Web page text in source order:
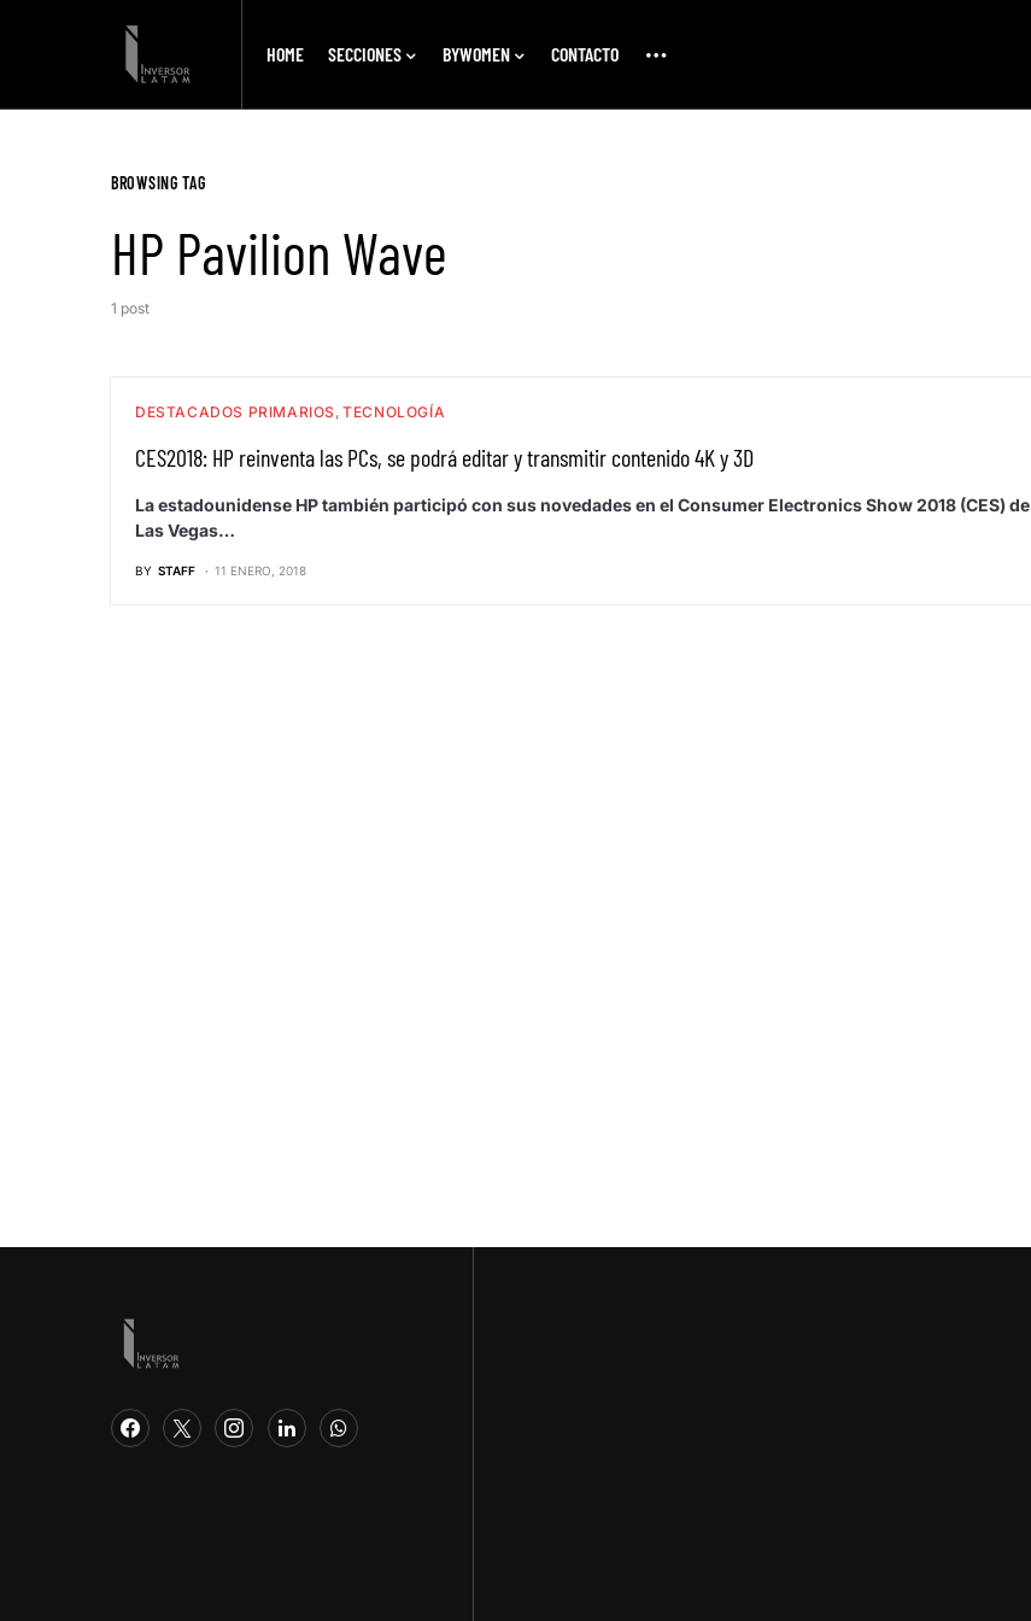
HOME SECCIONES BYWOMEN CONTACTO
BROWSING TAG
HP Pavilion Wave
1 post
DESTACADOS PRIMARIOS TECNOLOGÍA
CES2018: HP reinventa las PCs, se podrá editar y transmitir contenido 4K y 3D
La estadounidense HP también participó con sus novedades en el Consumer Electronics Show 2018 (CES) de
Las Vegas…
BY STAFF 11 ENERO, 2018